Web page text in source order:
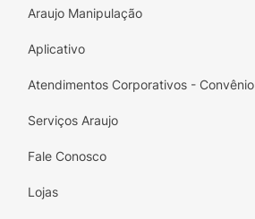
Araujo Manipulação
Aplicativo
Atendimentos Corporativos - Convênio
Serviços Araujo
Fale Conosco
Lojas